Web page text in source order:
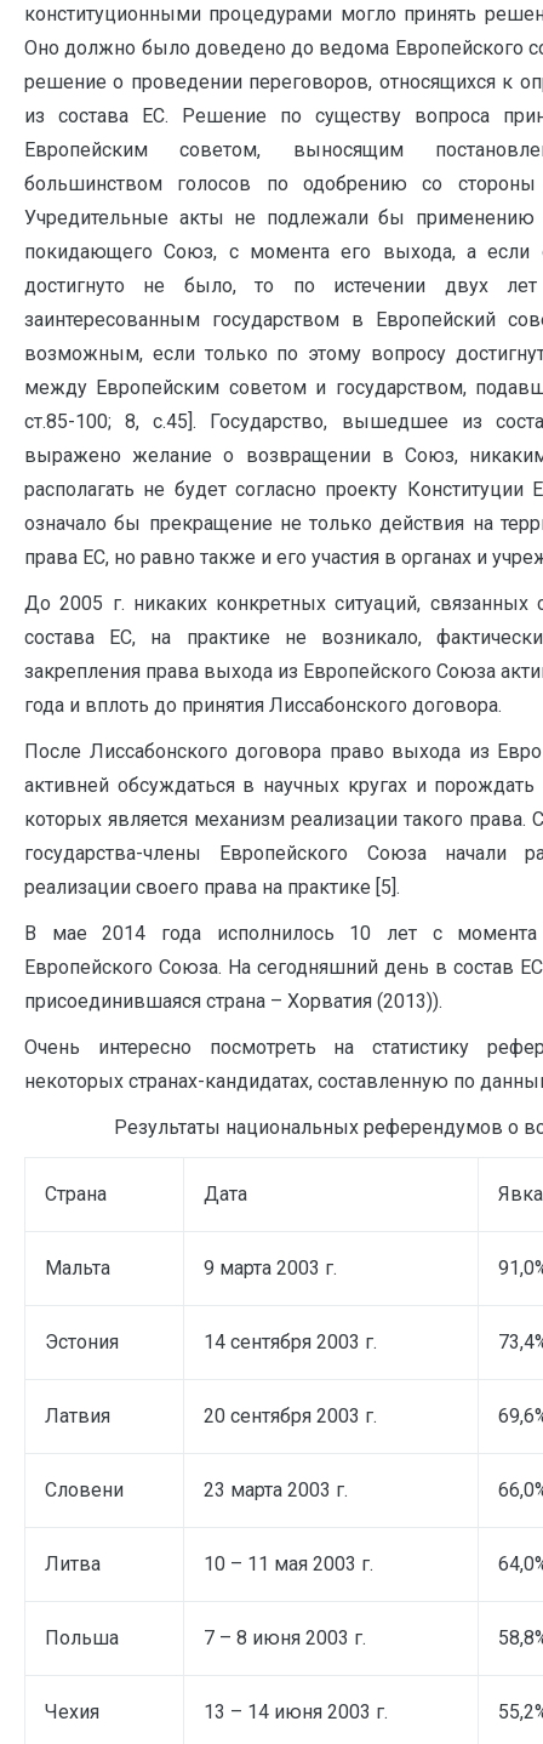
конституционными процедурами могло принять
Оно должно было доведено до ведома Европейского
решение о проведении переговоров, относящихся к
из состава ЕС. Решение по существу вопроса
Европейским советом, выносящим
большинством голосов по одобрению со стороны
Учредительные акты не подлежали бы применению
покидающего Союз, с момента его выхода, а если
достигнуто не было, то по истечении двух лет
заинтересованным государством в Европейский
возможным, если только по этому вопросу
между Европейским советом и государством,
ст.85-100; 8, с.45]. Государство, вышедшее из
выражено желание о возвращении в Союз,
располагать не будет согласно проекту
означало бы прекращение не только действия на
права ЕС, но равно также и его участия в органах и
До 2005 г. никаких конкретных ситуаций,
состава ЕС, на практике не возникало,
закрепления права выхода из Европейского Союза
года и вплоть до принятия Лиссабонского договора.
После Лиссабонского договора право выхода из
активней обсуждаться в научных кругах и
которых является механизм реализации такого права.
государства-члены Европейского Союза начали
реализации своего права на практике [5].
В мае 2014 года исполнилось 10 лет с момента
Европейского Союза. На сегодняшний день в состав
присоединившаяся страна – Хорватия (2013)).
Очень интересно посмотреть на статистику
некоторых странах-кандидатах, составленную по
Результаты национальных референдумов о
Страна Дата Явка
Мальта 9 марта 2003 г.
Эстония 14 сентября 2003 г.
Латвия 20 сентября 2003 г.
Словени 23 марта 2003 г.
Литва 10 – 11 мая 2003 г.
Польша 7 – 8 июня 2003 г.
Чехия 13 – 14 июня 2003 г.